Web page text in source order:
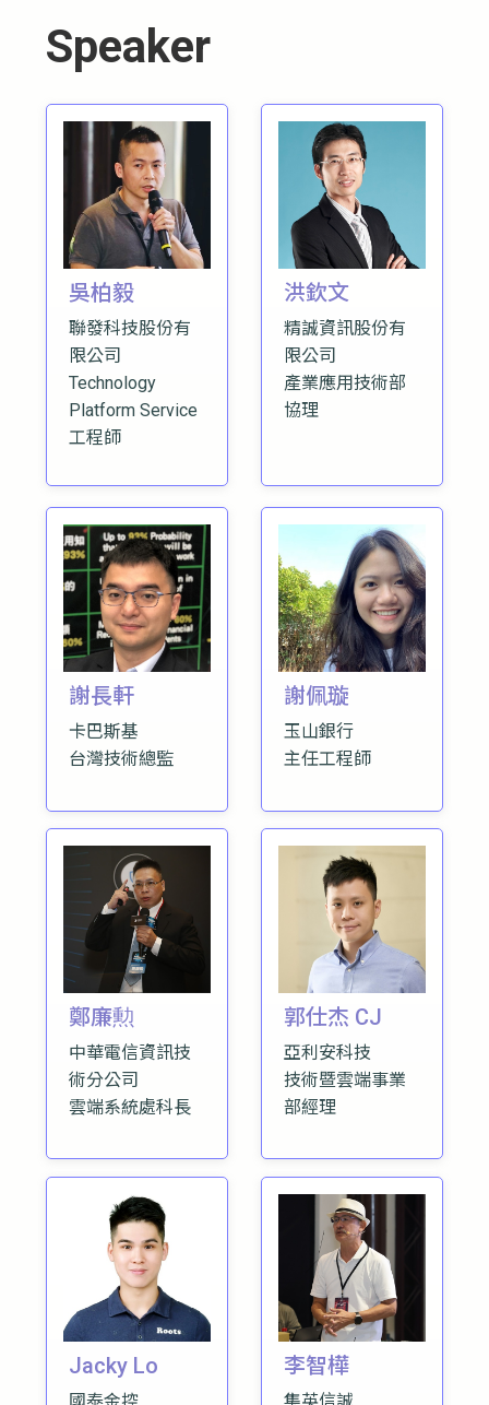
Speaker
吳柏毅
聯發科技股份有
限公司
Technology
Platform Service
工程師
洪欽文
精誠資訊股份有
限公司
產業應用技術部
協理
謝長軒
卡巴斯基
台灣技術總監
謝佩璇
玉山銀行
主任工程師
鄭廉勲
中華電信資訊技
術分公司
雲端系統處科長
郭仕杰 CJ
亞利安科技
技術暨雲端事業
部經理
Jacky Lo 李智樺